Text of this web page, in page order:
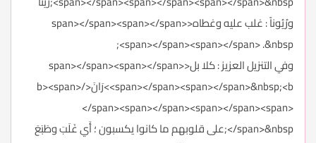
ورُيُوناً : غلب عليه وغطاه<span></span><span></span>
<span></span><span></span> .&nbsp;
وفي التنزيل العزيز : كلا بل<span></span><span></span>
<span></span><span></span>&nbsp;<b>رَانَ</b><span>
</span><span></span><span></span><span>
</span>&nbsp;على قلوبهم ما كانوا يكسبون ؛ أَي غَلَبَ وطَبَعَ